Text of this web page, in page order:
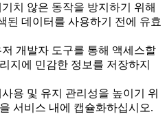
기치 않은 동작을 방지하기 위해
된 데이터를 사용하기 전에 유효
개발자 도구를 통해 액세스할
지에 민감한 정보를 저장하지
용 및 유지 관리성을 높이기 위
서비스 내에 캡슐화하십시오.